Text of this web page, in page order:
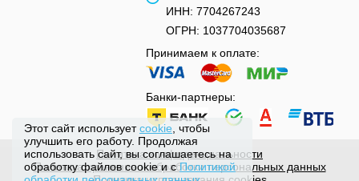
ИНН: 7704267243
ОГРН: 1037704035687
Принимаем к оплате:
Банки-партнеры:
Политика конфиденциальности
Политика хранения и обработки персональных данных
Этот сайт используетcookie , чтобы
улучшить его работу. Продолжая
использовать сайт, вы соглашаетесь на
обработку файлов cookie и сПолитикой